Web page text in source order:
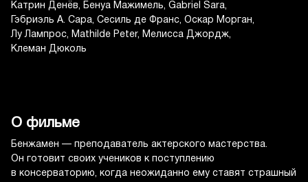
Катрин Денёв Бенуа Мажимель
Gabriel Sara
Гэбриэль А. Сара Сесиль де Франс Оскар Морган
Лу Лампрос
Mathilde Peter
Мелисса Джордж
Клеман Дюколь
О фильме
Бенжамен — преподаватель актерского мастерства.
Он готовит своих учеников к поступлению
в консерваторию, когда неожиданно ему ставят страшный